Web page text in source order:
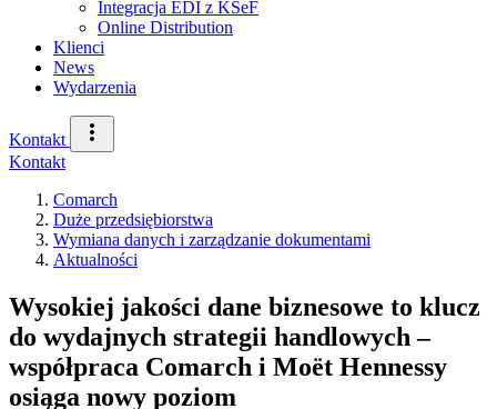
Integracja EDI z KSeF
Online Distribution
Klienci
News
Wydarzenia
Kontakt
Kontakt
Comarch
Duże przedsiębiorstwa
Wymiana danych i zarządzanie dokumentami
Aktualności
Wysokiej jakości dane biznesowe to klucz
do wydajnych strategii handlowych –
współpraca Comarch i Moët Hennessy
osiąga nowy poziom